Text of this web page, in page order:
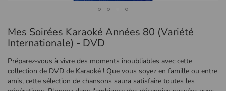
au
début
la
Galerie
d’images
Mes Soirées Karaoké Années 80 (Variété
Internationale) - DVD
Préparez-vous à vivre des moments inoubliables avec cette
collection de DVD de Karaoké ! Que vous soyez en famille ou entre
amis, cette sélection de chansons saura satisfaire toutes les